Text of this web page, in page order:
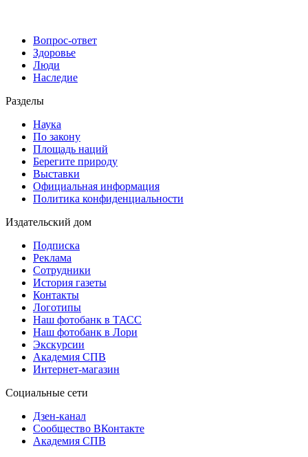
Вопрос-ответ
Здоровье
Люди
Наследие
Разделы
Наука
По закону
Площадь наций
Берегите природу
Выставки
Официальная информация
Политика конфиденциальности
Издательский дом
Подписка
Реклама
Сотрудники
История газеты
Контакты
Логотипы
Наш фотобанк в ТАСС
Наш фотобанк в Лори
Экскурсии
Академия СПВ
Интернет-магазин
Социальные сети
Дзен-канал
Сообщество ВКонтакте
Академия СПВ